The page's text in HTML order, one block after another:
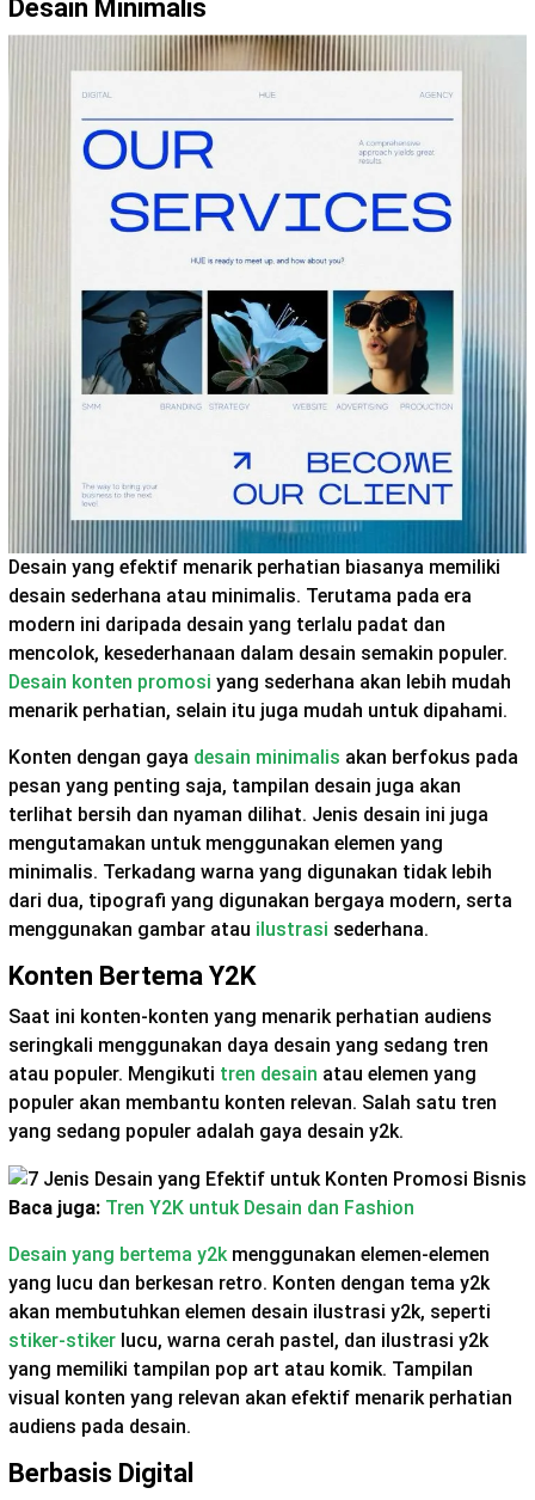
Desain Minimalis
Desain yang efektif menarik perhatian biasanya memiliki
desain sederhana atau minimalis. Terutama pada era
modern ini daripada desain yang terlalu padat dan
mencolok, kesederhanaan dalam desain semakin populer.
Desain konten promosi yang sederhana akan lebih mudah
menarik perhatian, selain itu juga mudah untuk dipahami.
Konten dengan gaya desain minimalis akan berfokus pada
pesan yang penting saja, tampilan desain juga akan
terlihat bersih dan nyaman dilihat. Jenis desain ini juga
mengutamakan untuk menggunakan elemen yang
minimalis. Terkadang warna yang digunakan tidak lebih
dari dua, tipografi yang digunakan bergaya modern, serta
menggunakan gambar atau ilustrasi sederhana.
Konten Bertema Y2K
Saat ini konten-konten yang menarik perhatian audiens
seringkali menggunakan daya desain yang sedang tren
atau populer. Mengikuti tren desain atau elemen yang
populer akan membantu konten relevan. Salah satu tren
yang sedang populer adalah gaya desain y2k.
Baca juga: Tren Y2K untuk Desain dan Fashion
Desain yang bertema y2k menggunakan elemen-elemen
yang lucu dan berkesan retro. Konten dengan tema y2k
akan membutuhkan elemen desain ilustrasi y2k, seperti
stiker-stiker lucu, warna cerah pastel, dan ilustrasi y2k
yang memiliki tampilan pop art atau komik. Tampilan
visual konten yang relevan akan efektif menarik perhatian
audiens pada desain.
Berbasis Digital